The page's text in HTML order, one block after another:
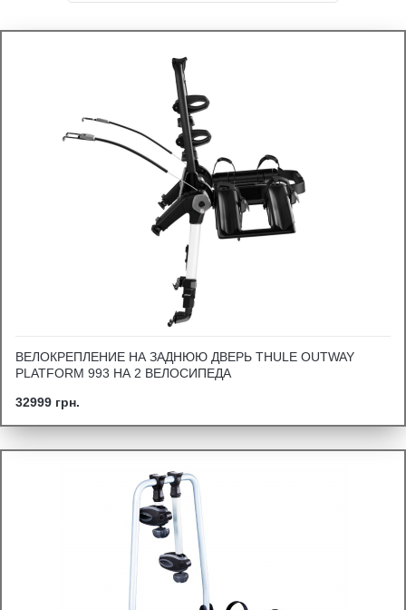
ВЕЛОКРЕПЛЕНИЕ НА ЗАДНЮЮ ДВЕРЬ THULE OUTWAY
PLATFORM 993 НА 2 ВЕЛОСИПЕДА
32999 грн.